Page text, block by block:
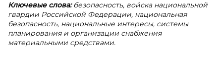
Ключевые слова:безопасность, войска национальной
гвардии Российской Федерации, национальная
безопасность, национальные интересы, системы
планирования и организации снабжения
материальными средствами.